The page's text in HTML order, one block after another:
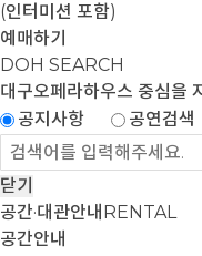
(인터미션 포함)
예매하기
DOH SEARCH
대구오페라하우스 중심을
공지사항
공연검색
닫기
공간·대관안내 RENTAL
공간안내